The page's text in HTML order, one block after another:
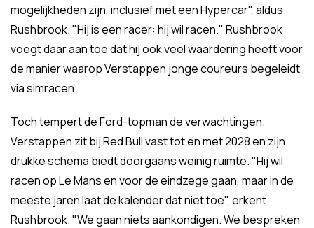
mogelijkheden zijn, inclusief met een Hypercar", aldus
Rushbrook. "Hij is een racer: hij wil racen." Rushbrook
voegt daar aan toe dat hij ook veel waardering heeft voor
de manier waarop Verstappen jonge coureurs begeleidt
via simracen.
Toch tempert de Ford-topman de verwachtingen.
Verstappen zit bij Red Bull vast tot en met 2028 en zijn
drukke schema biedt doorgaans weinig ruimte. "Hij wil
racen op Le Mans en voor de eindzege gaan, maar in de
meeste jaren laat de kalender dat niet toe", erkent
Rushbrook. "We gaan niets aankondigen. We bespreken